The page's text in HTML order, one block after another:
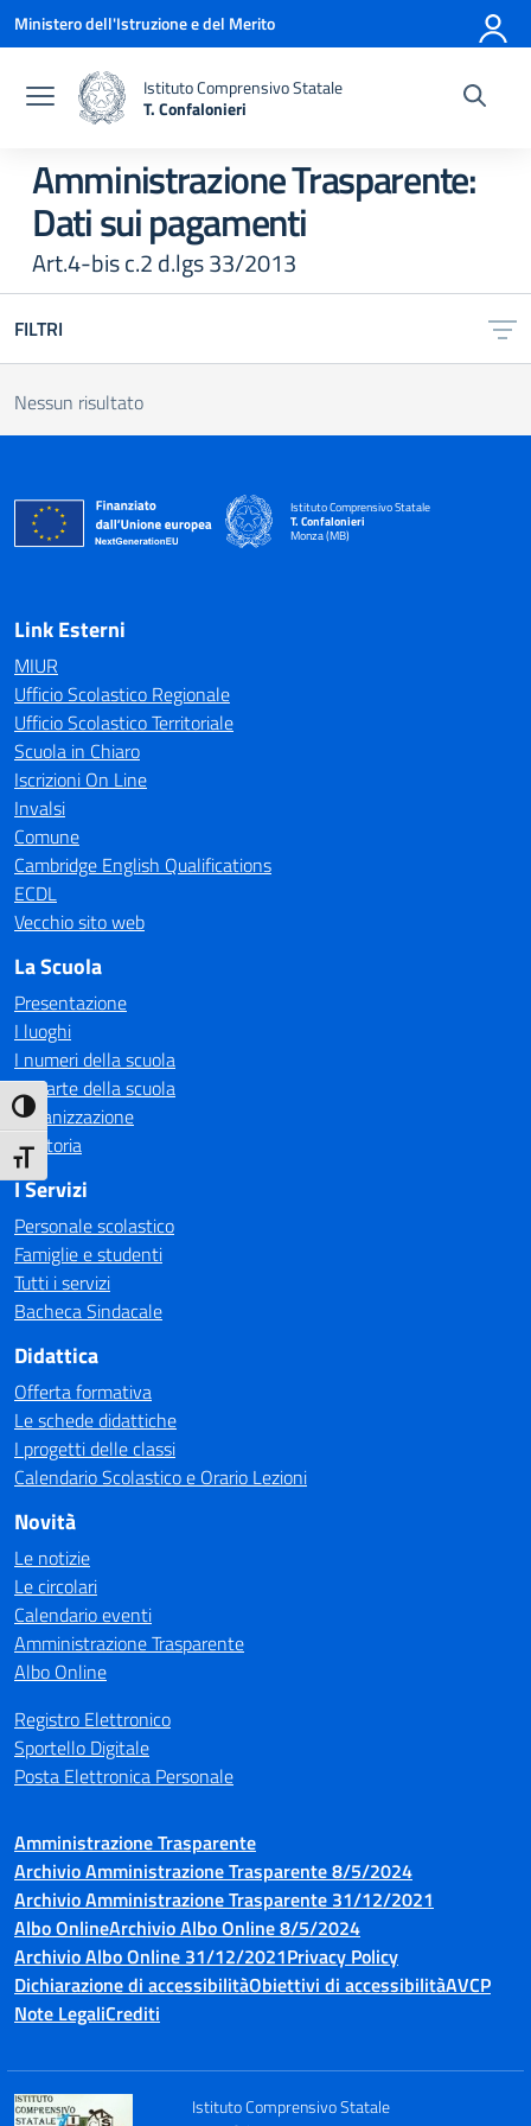
Attiva/disattiva alto contrasto
Attiva/disattiva dimensione testo
Vai ai contenuti
Vai al menu di navigazione
Vai al footer
Ministero dell'Istruzione e del Merito
Istituto Comprensivo Statale
T. Confalonieri
Amministrazione Trasparente:
Dati sui pagamenti
Art.4-bis c.2 d.lgs 33/2013
FILTRI
Nessun risultato
Istituto Comprensivo Statale
T. Confalonieri
Monza (MB)
— Visita la pagina iniziale della scuola
Link Esterni
MIUR
Ufficio Scolastico Regionale
Ufficio Scolastico Territoriale
Scuola in Chiaro
Iscrizioni On Line
Invalsi
Comune
Cambridge English Qualifications
ECDL
Vecchio sito web
La Scuola
Presentazione
I luoghi
I numeri della scuola
Le carte della scuola
Organizzazione
La storia
I Servizi
Personale scolastico
Famiglie e studenti
Tutti i servizi
Bacheca Sindacale
Didattica
Offerta formativa
Le schede didattiche
I progetti delle classi
Calendario Scolastico e Orario Lezioni
Novità
Le notizie
Le circolari
Calendario eventi
Amministrazione Trasparente
Albo Online
Registro Elettronico
Sportello Digitale
Posta Elettronica Personale
Amministrazione Trasparente
Archivio Amministrazione Trasparente 8/5/2024
Archivio Amministrazione Trasparente 31/12/2021
Albo OnlineArchivio Albo Online 8/5/2024
Archivio Albo Online 31/12/2021Privacy Policy
Dichiarazione di accessibilitàObiettivi di accessibilitàAVCP
Note LegaliCrediti
Istituto Comprensivo Statale